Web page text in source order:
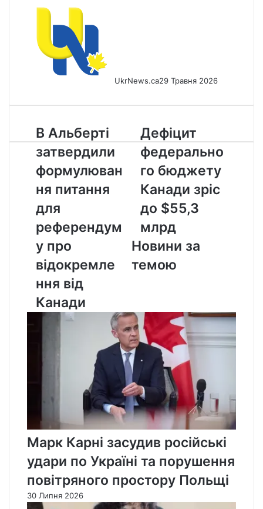
UkrNews.ca29 Травня 2026
В
Альберті
затвердили
формулювання
питання
для
про
відокремлення
Канади
В Альберті
затвердили
формулюван
ня питання
для
референдум
у про
відокремле
ння від
Канади
Дефіцит
федерального
бюджету
Канади
зріс
до
млрд
Дефіцит
федерально
го бюджету
Канади зріс
до $55,3
млрд
Новини за
темою
Марк Карні засудив російські
удари по Україні та порушення
повітряного простору Польщі
30 Липня 2026